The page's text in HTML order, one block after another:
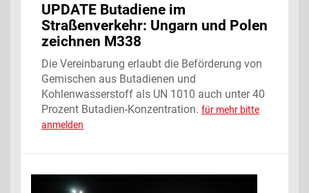
UPDATE Butadiene im
Straßenverkehr: Ungarn und Polen
zeichnen M338
Die Vereinbarung erlaubt die Beförderung von
Gemischen aus Butadienen und
Kohlenwasserstoff als UN 1010 auch unter 40
Prozent Butadien-Konzentration. für mehr bitte
anmelden